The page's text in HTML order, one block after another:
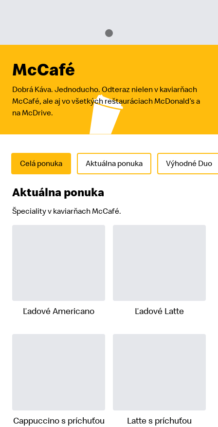
McCafé
Dobrá Káva. Jednoducho. Odteraz nielen v kaviarňach
McCafé, ale aj vo všetkých reštauráciach McDonald’s a
na McDrive.
Celá ponuka Aktuálna ponuka Výhodné Duo
Aktuálna ponuka
Špeciality v kaviarňach McCafé.
Ľadové Americano Ľadové Latte
Cappuccino s príchuťou
Latte s príchuťou